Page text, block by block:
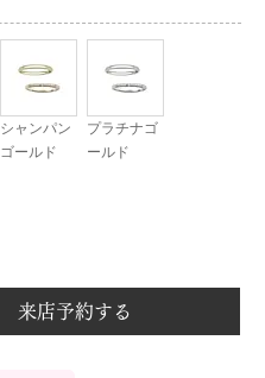
シャンパン
ゴールド
プラチナゴ
ールド
来店予約する